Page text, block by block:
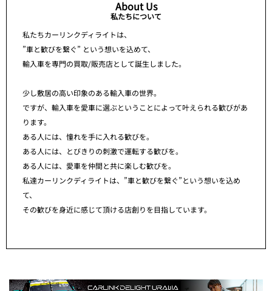
About Us
私たちについて
私たちカーリンクディライトは、
”車と歓びを繋ぐ” という想いを込めて、
輸入車を専門の買取/販売店として誕生しました。
少し敷居の高い印象のある輸入車の世界。
ですが、輸入車を愛車に選ぶということによって叶えられる歓びがあ
ります。
ある人には、憧れを手に入れる歓びを。
ある人には、とびきりの刺激で運転する歓びを。
ある人には、愛車を仲間と共に楽しむ歓びを。
私達カーリンクディライトは、”車と歓びを繋ぐ”という想いを込め
て、
その歓びを身近に感じて頂ける店創りを目指しています。